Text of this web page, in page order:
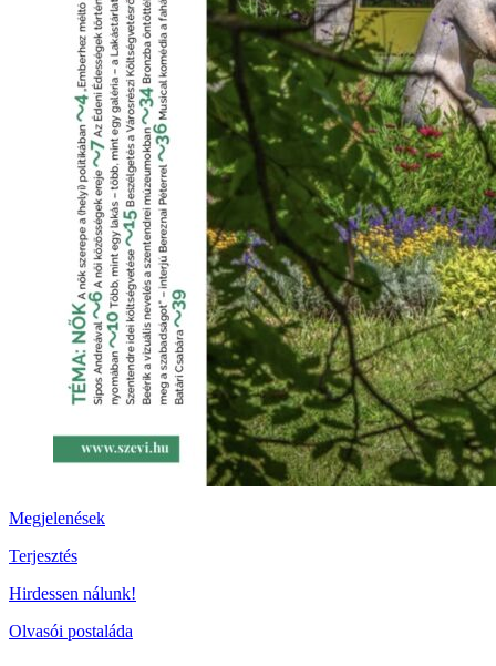
Megjelenések
Terjesztés
Hirdessen nálunk!
Olvasói postaláda